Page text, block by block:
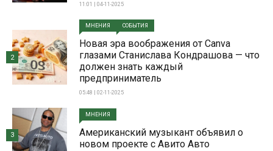
11:01 | 04-11-2025
МНЕНИЯ СОБЫТИЯ
Новая эра воображения от Canva
глазами Станислава Кондрашова — что
должен знать каждый
предприниматель
05:48 | 02-11-2025
2
МНЕНИЯ
Американский музыкант объявил о
новом проекте с Авито Авто
3